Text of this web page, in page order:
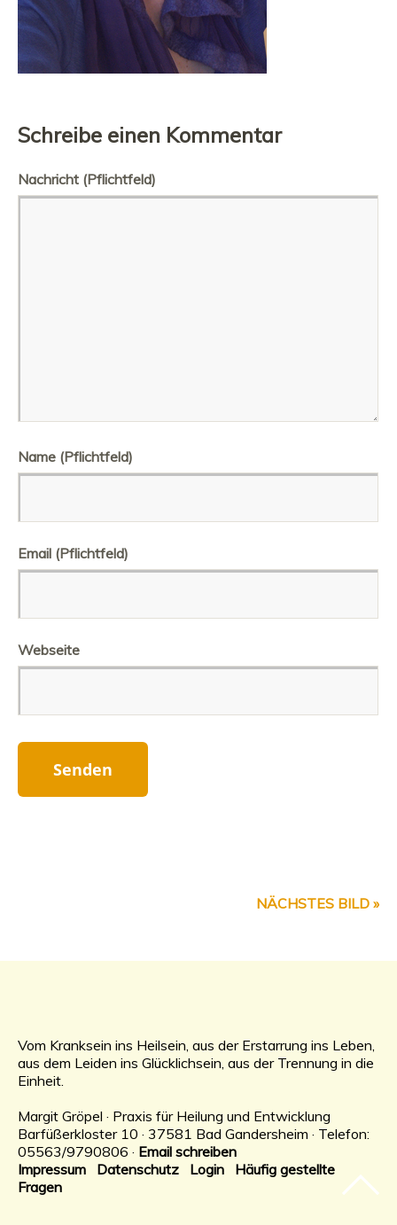
Schreibe einen Kommentar
Nachricht (Pflichtfeld)
Name (Pflichtfeld)
Email (Pflichtfeld)
Webseite
NÄCHSTES BILD »
Vom Kranksein ins Heilsein, aus der Erstarrung ins Leben,
aus dem Leiden ins Glücklichsein, aus der Trennung in die
Einheit.
Margit Gröpel · Praxis für Heilung und Entwicklung
Barfüßerkloster 10 · 37581 Bad Gandersheim · Telefon:
05563/9790806 · Email schreiben
Impressum
Datenschutz Login
Häufig gestellte
Fragen